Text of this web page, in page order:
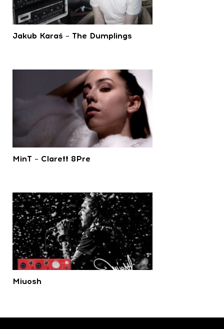
Jakub Karaś – The Dumplings
MinT – Clarett 8Pre
Miuosh